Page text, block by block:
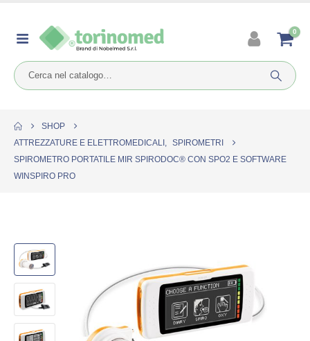
0
SHOP
ATTREZZATURE E ELETTROMEDICALI , SPIROMETRI
SPIROMETRO PORTATILE MIR SPIRODOC® CON SPO2 E SOFTWARE
WINSPIRO PRO